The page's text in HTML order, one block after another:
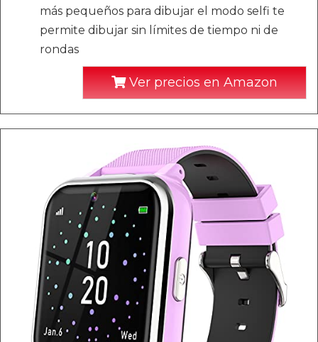
más pequeños para dibujar el modo selfi te
permite dibujar sin límites de tiempo ni de
rondas
Ver precios en Amazon